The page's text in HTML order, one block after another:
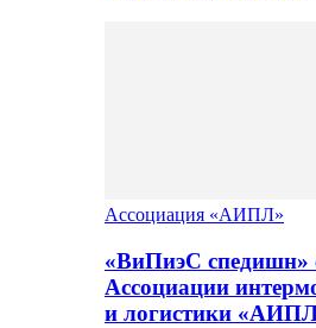
Ассоциация «АИПЛ»
«ВиПиэС спедишн»
Ассоциации
и логистики